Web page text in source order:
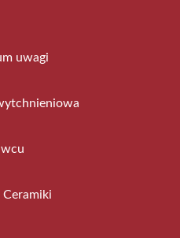
uwagi
Ceramiki